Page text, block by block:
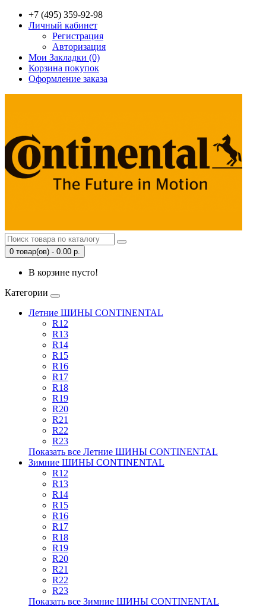
+7 (495) 359-92-98
Личный кабинет
Регистрация
Авторизация
Мои Закладки (0)
Корзина покупок
Оформление заказа
0 товар(ов) - 0.00 р.
В корзине пусто!
Категории
Летние ШИНЫ CONTINENTAL
R12
R13
R14
R15
R16
R17
R18
R19
R20
R21
R22
R23
Показать все Летние ШИНЫ CONTINENTAL
Зимние ШИНЫ CONTINENTAL
R12
R13
R14
R15
R16
R17
R18
R19
R20
R21
R22
R23
Показать все Зимние ШИНЫ CONTINENTAL